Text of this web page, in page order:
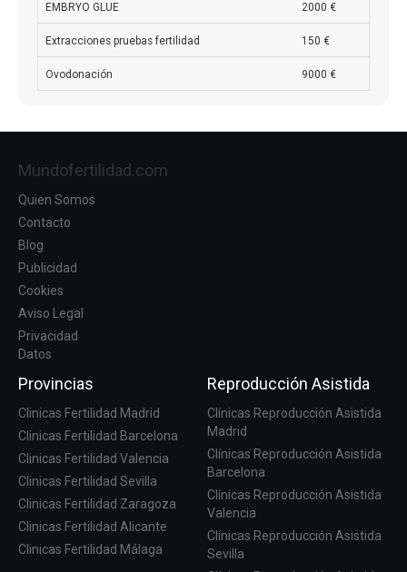
EMBRYO GLUE 2000 €
Extracciones pruebas fertilidad 150 €
Ovodonación 9000 €
Mundofertilidad.com
Quien Somos
Contacto
Blog
Publicidad
Cookies
Aviso Legal
Privacidad
Datos
Provincias
Clinicas Fertilidad Madrid
Clinicas Fertilidad Barcelona
Clinicas Fertilidad Valencia
Clinicas Fertilidad Sevilla
Clinicas Fertilidad Zaragoza
Clinicas Fertilidad Alicante
Clinicas Fertilidad Málaga
Reproducción Asistida
Clínicas Reproducción Asistida
Madrid
Clínicas Reproducción Asistida
Barcelona
Clínicas Reproducción Asistida
Valencia
Clínicas Reproducción Asistida
Sevilla